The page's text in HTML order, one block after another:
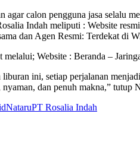
agar calon pengguna jasa selalu
Indah meliputi : Website
dan Agen Resmi: Terdekat di
melalui; Website : Beranda –
ini, setiap perjalanan
nyaman, dan penuh makna,” tutup
NataruPT Rosalia Indah